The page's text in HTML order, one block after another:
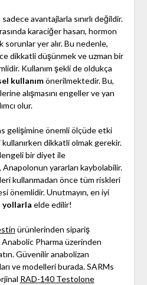
avantajlarla sınırlı değildir.
karaciğer hasarı, hormon
yer alır. Bu nedenle,
dikkatli düşünmek ve uzman bir
Kullanım şekli de oldukça
kullanımönerilmektedir. Bu,
alışmasını engeller ve yan
olur.
gelişimine önemli ölçüde etki
dikkatli olmak gerekir.
bir diyet ile
yararları kaybolabilir.
kullanmadan önce tüm riskleri
önemlidir. Unutmayın, en iyi
yollarla elde edilir!
ürünlerinden sipariş
Pharma üzerinden
Güvenilir anabolizan
ve modelleri burada. SARMs
RAD-140 Testolone